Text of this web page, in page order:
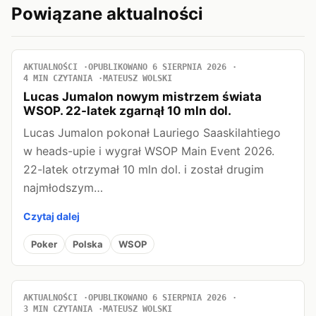
Powiązane aktualności
AKTUALNOŚCI
OPUBLIKOWANO 6 SIERPNIA 2026
4 MIN CZYTANIA
MATEUSZ WOLSKI
Lucas Jumalon nowym mistrzem świata
WSOP. 22-latek zgarnął 10 mln dol.
Lucas Jumalon pokonał Lauriego Saaskilahtiego
w heads-upie i wygrał WSOP Main Event 2026.
22-latek otrzymał 10 mln dol. i został drugim
najmłodszym…
Czytaj dalej
Poker Polska WSOP
AKTUALNOŚCI
OPUBLIKOWANO 6 SIERPNIA 2026
3 MIN CZYTANIA
MATEUSZ WOLSKI